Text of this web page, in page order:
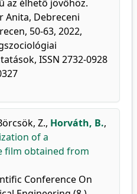
az élhető jövőhöz.
Anita, Debreceni
50-63, 2022,
ISSN 2732-0928
Z., Horváth, B.,
of a
film obtained from
Conference On